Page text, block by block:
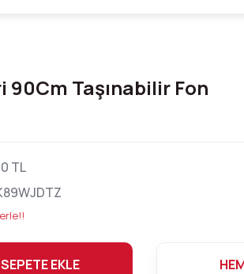
90Cm Taşınabilir Fon
TL
SEPETE EKLE